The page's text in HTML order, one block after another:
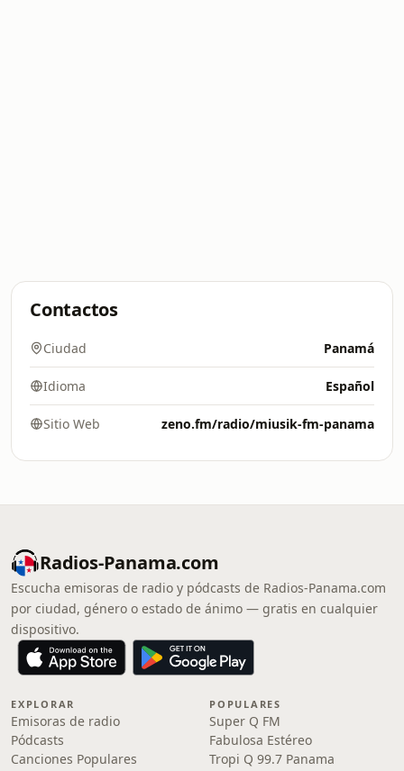
Contactos
Ciudad Panamá
Idioma Español
Sitio Web zeno.fm/radio/miusik-fm-panama
Radios-Panama.com
Escucha emisoras de radio y pódcasts de Radios-Panama.com
por ciudad, género o estado de ánimo — gratis en cualquier
dispositivo.
EXPLORAR
Emisoras de radio
Pódcasts
Canciones Populares
POPULARES
Super Q FM
Fabulosa Estéreo
Tropi Q 99.7 Panama